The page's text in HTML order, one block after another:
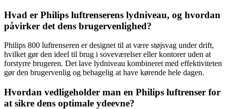
Hvad er Philips luftrenserens lydniveau, og hvordan
påvirker det dens brugervenlighed?
Philips 800 luftrenseren er designet til at være støjsvag under drift,
hvilket gør den ideel til brug i soveværelser eller kontorer uden at
forstyrre brugeren. Det lave lydniveau kombineret med effektiviteten
gør den brugervenlig og behagelig at have kørende hele dagen.
Hvordan vedligeholder man en Philips luftrenser for
at sikre dens optimale ydeevne?